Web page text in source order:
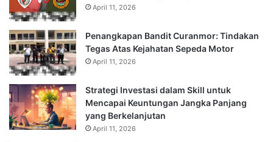
April 11, 2026
Penangkapan Bandit Curanmor: Tindakan
Tegas Atas Kejahatan Sepeda Motor
April 11, 2026
Strategi Investasi dalam Skill untuk
Mencapai Keuntungan Jangka Panjang
yang Berkelanjutan
April 11, 2026